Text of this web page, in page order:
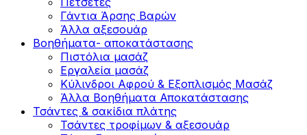
Γάντια Άρσης Βαρών
Άλλα αξεσουάρ
Βοηθήματα- αποκατάστασης
Πιστόλια μασάζ
Εργαλεία μασάζ
Κύλινδροι Αφρού & Εξοπλισμός Μασάζ
Άλλα Βοηθήματα Αποκατάστασης
Τσάντες & σακίδια πλάτης
Τσάντες τροφίμων & αξεσουάρ